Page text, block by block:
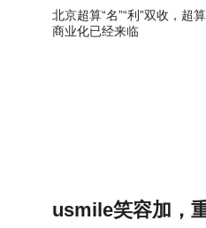
北京超算“名”“利”双收，超算
商业化已经来临
usmile笑容加，